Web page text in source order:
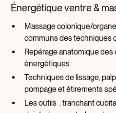
Énergétique ventre &
Massage colonique/
communs des techniques
Repérage anatomique
énergétiques
Techniques de lissage,
pompage et étirements
Les outils : tranchant